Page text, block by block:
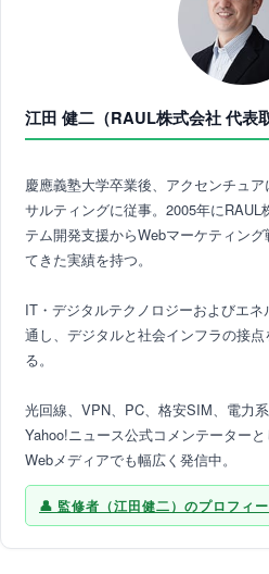
江田 健二（RAUL株式会社 代表
慶應義塾大学卒業後、アクセンチュ
サルティングに従事。2005年に
テム開発支援からWebマーケティン
てきた実績を持つ。
IT・デジタルテクノロジーおよびエ
通し、デジタルと社会インフラの接
る。
光回線、VPN、PC、格安SIM、電力
Yahoo!ニュース公式コメンテーター
Webメディアでも幅広く発信中。
監修者（江田健二）のプロフィ